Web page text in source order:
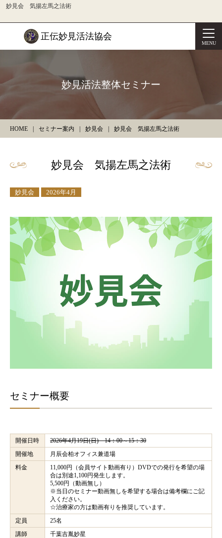
妙見会 気揚左馬之法術
正伝妙見活法協会
MENU
妙見活法整体セミナー
HOME セミナー案内 妙見会 妙見会 気揚左馬之法術
妙見会 気揚左馬之法術
妙見会 2026年4月
セミナー概要
開催日時
2026年4月19日(日) 14：00～15：30
開催地
月辰会柏オフィス兼道場
料金
11,000円（会員サイト動画有り）DVDでの発行を希望の場
合は別途1,100円発生します。
5,500円（動画無し）
※当日のセミナー動画無しを希望する場合は備考欄にご記
入ください。
☆治療家の方は動画有りを推奨しています。
定員
25名
講師
千葉吉胤妙星